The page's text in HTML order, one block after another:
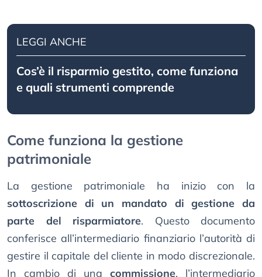
LEGGI ANCHE
Cos’è il risparmio gestito, come funziona
e quali strumenti comprende
Come funziona la gestione
patrimoniale
La gestione patrimoniale ha inizio con la
sottoscrizione di un mandato di gestione da
parte del risparmiatore. Questo documento
conferisce all’intermediario finanziario l’autorità di
gestire il capitale del cliente in modo discrezionale.
In cambio di una commissione, l’intermediario